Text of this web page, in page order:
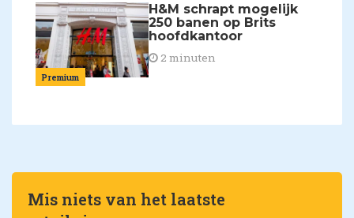
Premium
H&M schrapt mogelijk
250 banen op Brits
hoofdkantoor
2 minuten
Mis niets van het laatste